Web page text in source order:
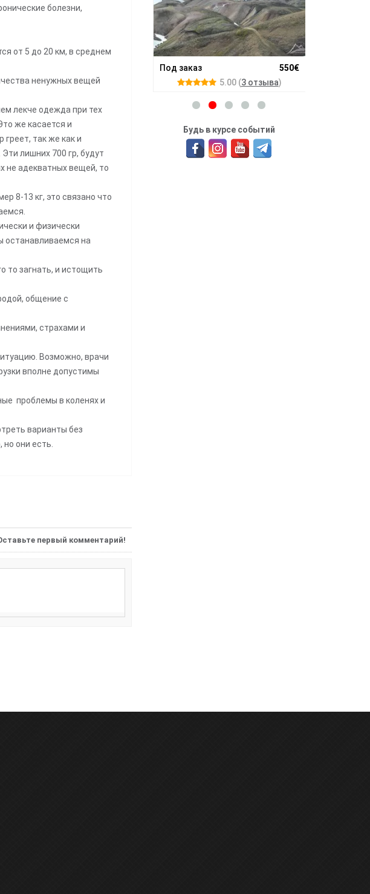
болезни,
от 5 до 20 км, в среднем
ненужных вещей
лекче одежда при тех
же касается и
так же как и
лишних 700 гр, будут
не адекватных вещей, то
8-13 кг, это связано что
и физически
останавливаемся на
то загнать, и истощить
общение с
страхами и
Возможно, врачи
вполне допустимы
проблемы в коленях и
варианты без
они есть.
первый комментарий!
Под заказ
Под заказ
550€
5.00(3 отзыва)
Будь в курсе событий